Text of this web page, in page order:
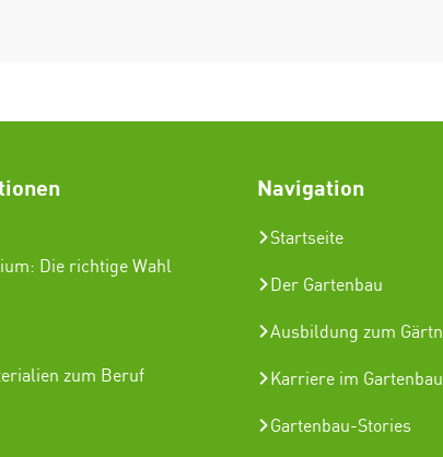
Die richtige Wahl
zum Beruf
Navigation
Startseite
Der Gartenbau
Ausbildung zum
Karriere im Gartenbau
Gartenbau-Stories